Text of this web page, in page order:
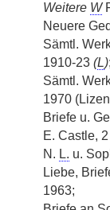
Weitere W
Neuere
Sämtl.
1910-23 (L);
Sämtl.
1970
Briefe u.
E. Castle, 2
N. L. u.
Liebe,
1963;